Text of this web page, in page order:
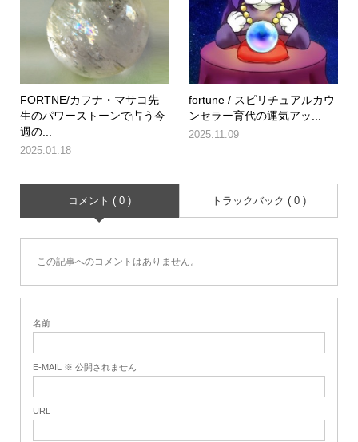
FORTNE/カフナ・マサコ先
生のパワーストーンで占う今
週の...
2025.01.18
fortune / スピリチュアルカウ
ンセラー育代の運気アッ...
2025.11.09
コメント ( 0 ) トラックバック ( 0 )
この記事へのコメントはありません。
名前
E-MAIL ※ 公開されません
URL